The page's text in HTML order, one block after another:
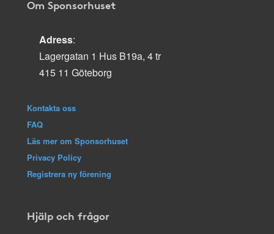
Om Sponsorhuset
Adress:
Lagergatan 1 Hus B19a, 4 tr
415 11 Göteborg
Kontakta oss
FAQ
Läs mer om Sponsorhuset
Privacy Policy
Registrera ny förening
Hjälp och frågor